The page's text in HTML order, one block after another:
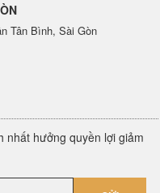
Tân Bình, Sài Gòn
nhất hưởng quyền lợi giảm